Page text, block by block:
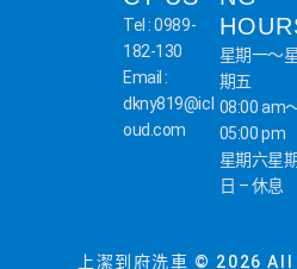
Tel : 0989-
182-130
Email :
dkny819@icl
oud.com
星期一～
期五
08:00 am
05:00 pm
星期六星期
日 – 休息
上潔到府洗車 © 2026